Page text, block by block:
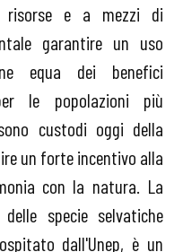
risorse e a mezzi di
garantire un uso
equa dei benefici
le popolazioni più
custodi oggi della
un forte incentivo alla
con la natura. La
specie selvatiche
dall'Unep, è un